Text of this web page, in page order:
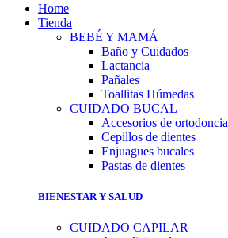
Home
Tienda
BEBÉ Y MAMÁ
Baño y Cuidados
Lactancia
Pañales
Toallitas Húmedas
CUIDADO BUCAL
Accesorios de ortodoncia
Cepillos de dientes
Enjuagues bucales
Pastas de dientes
BIENESTAR Y SALUD
CUIDADO CAPILAR